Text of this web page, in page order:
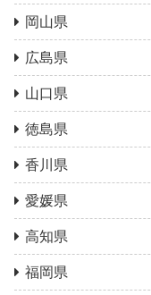
岡山県
広島県
山口県
徳島県
香川県
愛媛県
高知県
福岡県